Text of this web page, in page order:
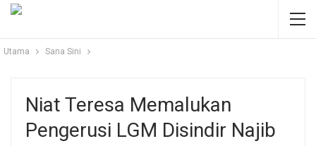
Utama Sana Sini
Niat Teresa Memalukan
Pengerusi LGM Disindir Najib